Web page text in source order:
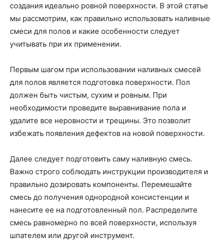
создания идеально ровной поверхности. В этой статье
мы рассмотрим, как правильно использовать наливные
смеси для полов и какие особенности следует
учитывать при их применении.
Первым шагом при использовании наливных смесей
для полов является подготовка поверхности. Пол
должен быть чистым, сухим и ровным. При
необходимости проведите выравнивание пола и
удалите все неровности и трещины. Это позволит
избежать появления дефектов на новой поверхности.
Далее следует подготовить саму наливную смесь.
Важно строго соблюдать инструкции производителя и
правильно дозировать компоненты. Перемешайте
смесь до получения однородной консистенции и
нанесите ее на подготовленный пол. Распределите
смесь равномерно по всей поверхности, используя
шпателем или другой инструмент.